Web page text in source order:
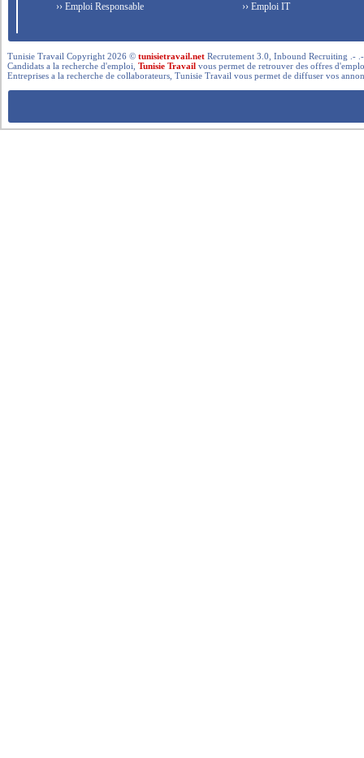
›› Emploi Responsable
›› Emploi IT
Tunisie Travail Copyright 2026 ©tunisietravail.net Recrutement 3.0, Inbound Recruiting .-
Candidats a la recherche d'emploi,Tunisie Travail vous permet de retrouver des offres
Entreprises a la recherche de collaborateurs, Tunisie Travail vous permet de diffuser vos